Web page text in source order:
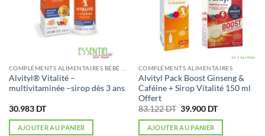
Alvityl® Vitalité –
multivitaminée –sirop dès 3 ans
30.983 DT
AJOUTER AU PANIER
COMPLÉMENTS ALIMENTAIRES
Alvityl Pack Boost Ginseng &
Caféine + Sirop Vitalité 150 ml
Offert
83.122DT Le
initial
était :
39.900 DTLe
actuel
AJOUTER AU PANIER